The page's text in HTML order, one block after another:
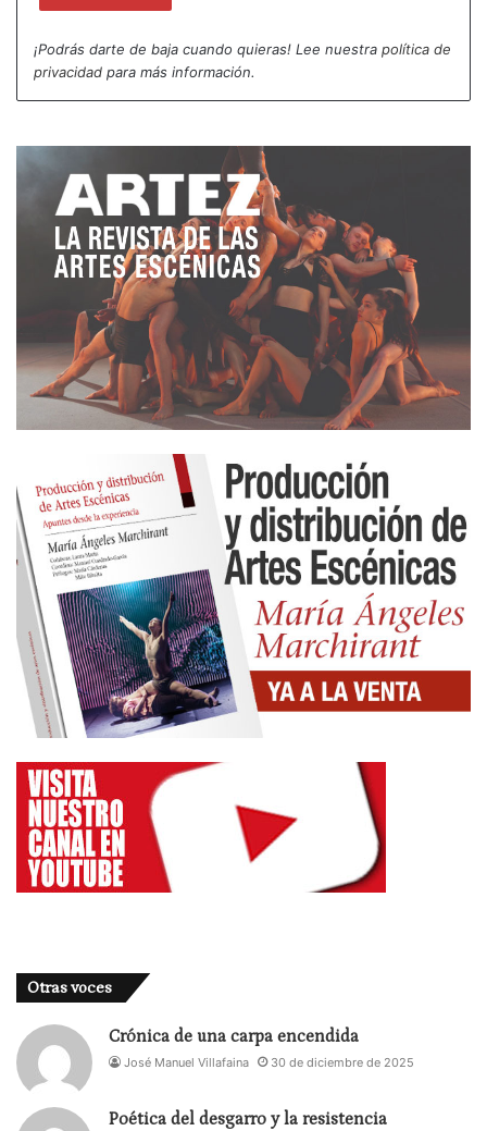
¡Podrás darte de baja cuando quieras! Lee nuestra política de
privacidad para más información.
Otras voces
Crónica de una carpa encendida
José Manuel Villafaina 30 de diciembre de 2025
Poética del desgarro y la resistencia